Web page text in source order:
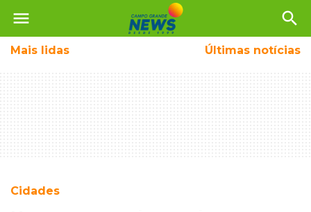
menu search
Mais lidas Últimas notícias
Cidades